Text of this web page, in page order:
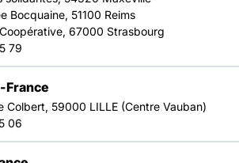
Bocquaine, 51100 Reims
67000 Strasbourg
79
France
Colbert, 59000 LILLE (Centre Vauban)
06